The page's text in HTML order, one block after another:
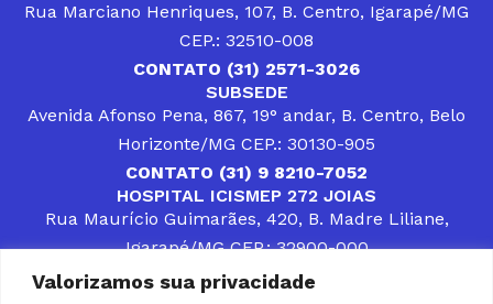
Valorizamos sua privacidade
Rua Marciano Henriques, 107, B. Centro, Igarapé/MG
CEP.: 32510-008
CONTATO (31) 2571-3026
SUBSEDE
Avenida Afonso Pena, 867, 19° andar, B. Centro, Belo
Horizonte/MG CEP.: 30130-905
CONTATO (31) 9 8210-7052
HOSPITAL ICISMEP 272 JOIAS
Rua Maurício Guimarães, 420, B. Madre Liliane,
Igarapé/MG CEP.: 32900-000
CONTATOS (31) 3512-4400 ou (31) 9 8309-8660
DESENVOLVER SOLUÇÕES, AÇÕES E SERVIÇOS